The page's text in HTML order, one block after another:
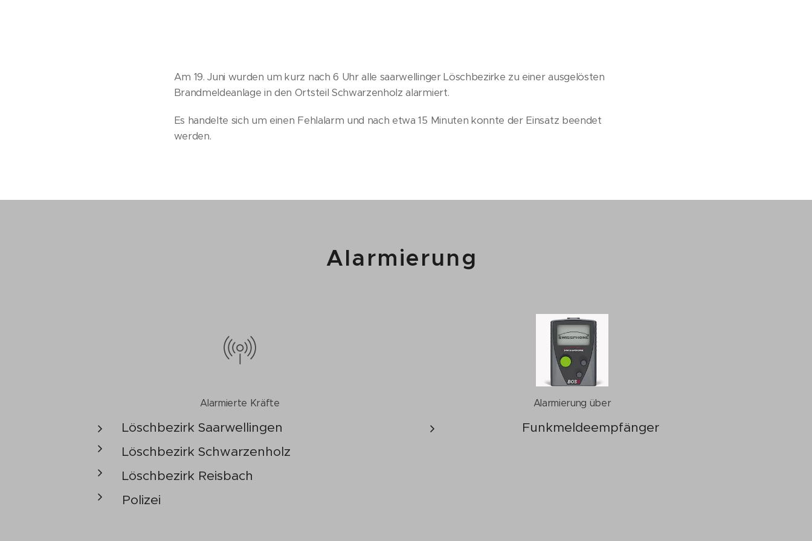
Am 19. Juni wurden um kurz nach 6 Uhr alle saarwellinger Löschbezirke zu einer ausgelösten
Brandmeldeanlage in den Ortsteil Schwarzenholz alarmiert.
Es handelte sich um einen Fehlalarm und nach etwa 15 Minuten konnte der Einsatz beendet
werden.
Alarmierung
Alarmierte Kräfte
Löschbezirk Saarwellingen
Löschbezirk Schwarzenholz
Löschbezirk Reisbach
Polizei
Alarmierung über
Funkmeldeempfänger